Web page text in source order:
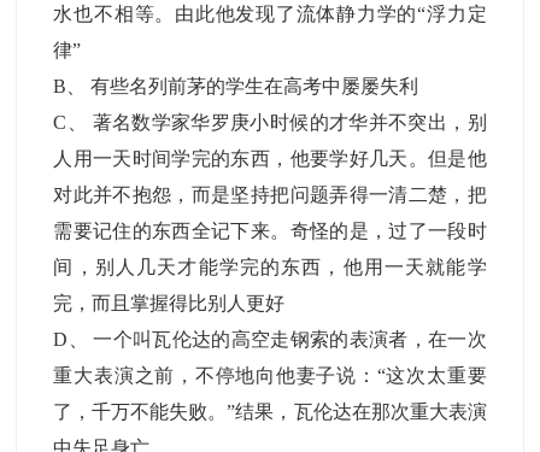
水也不相等。由此他发现了流体静力学的“浮力定
律”
B 、有些名列前茅的学生在高考中屡屡失利
C
著名数学家华罗庚小时候的才华并不突出，别
人用一天时间学完的东西，他要学好几天。但是他
对此并不抱怨，而是坚持把问题弄得一清二楚，把
需要记住的东西全记下来。奇怪的是，过了一段时
间，别人几天才能学完的东西，他用一天就能学
完，而且掌握得比别人更好
D 、一个叫瓦伦达的高空走钢索的表演者，在一次
重大表演之前，不停地向他妻子说：“这次太重要
了，千万不能失败。”结果，瓦伦达在那次重大表演
中失足身亡